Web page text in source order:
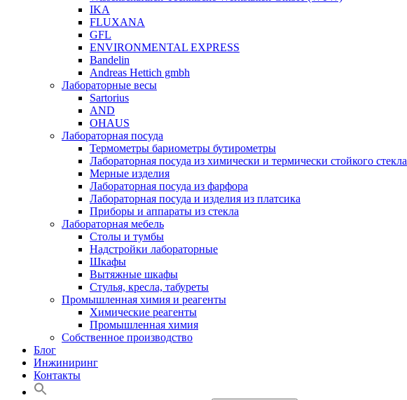
IKA
FLUXANA
GFL
ENVIRONMENTAL EXPRESS
Bandelin
Andreas Hettich gmbh
Лабораторные весы
Sartorius
AND
OHAUS
Лабораторная посуда
Термометры бариометры бутирометры
Лабораторная посуда из химически и термически стойкого стекла
Мерные изделия
Лабораторная посуда из фарфора
Лабораторная посуда и изделия из платсика
Приборы и аппараты из стекла
Лабораторная мебель
Столы и тумбы
Надстройки лабораторные
Шкафы
Вытяжные шкафы
Стулья, кресла, табуреты
Промышленная химия и реагенты
Химические реагенты
Промышленная химия
Собственное производство
Блог
Инжиниринг
Контакты